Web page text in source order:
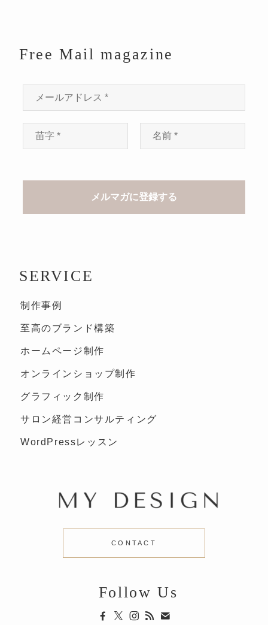
Free Mail magazine
SERVICE
制作事例
至高のブランド構築
ホームページ制作
オンラインショップ制作
グラフィック制作
サロン経営コンサルティング
WordPressレッスン
CONTACT
Follow Us